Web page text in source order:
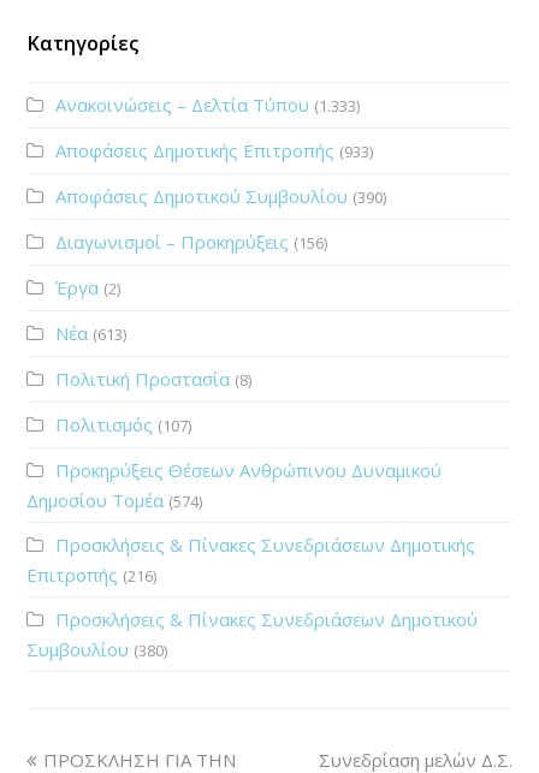
Κατηγορίες
Ανακοινώσεις – Δελτία Τύπου (1.333)
Αποφάσεις Δημοτικής Επιτροπής (933)
Αποφάσεις Δημοτικού Συμβουλίου (390)
Διαγωνισμοί – Προκηρύξεις (156)
Έργα (2)
Νέα (613)
Πολιτική Προστασία (8)
Πολιτισμός (107)
Προκηρύξεις Θέσεων Ανθρώπινου Δυναμικού
Δημοσίου Τομέα (574)
Προσκλήσεις & Πίνακες Συνεδριάσεων Δημοτικής
Επιτροπής (216)
Προσκλήσεις & Πίνακες Συνεδριάσεων Δημοτικού
Συμβουλίου (380)
ΠΡΟΣΚΛΗΣΗ ΓΙΑ ΤΗΝ
Συνεδρίαση μελών Δ.Σ.